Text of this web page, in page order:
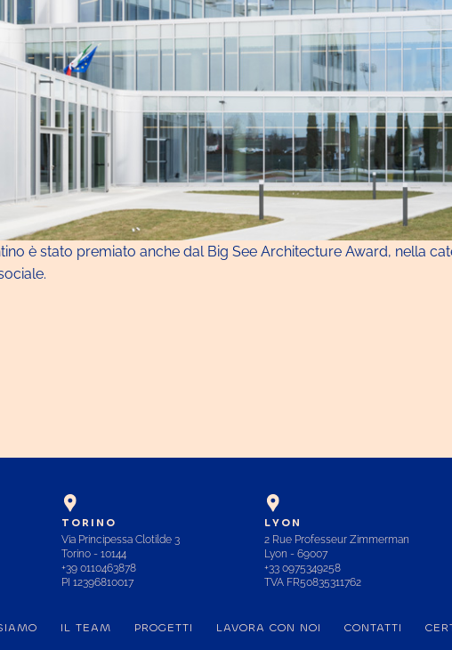
è stato premiato anche dal Big See Architecture Award, nella
TORINO
Via Principessa Clotilde 3
Torino - 10144
+39 0110463878
PI 12396810017
LYON
2 Rue Professeur Zimmerman
Lyon - 69007
+33 0975349258
TVA FR50835311762
IL TEAM PROGETTI LAVORA CON NOI CONTATTI